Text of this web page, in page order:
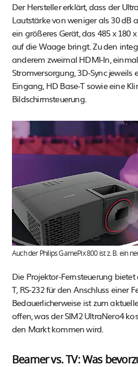
Der Hersteller erklärt, dass der
Lautstärke von weniger als 30 dB
ein größeres Gerät, das 485 x 180
auf die Waage bringt. Zu den
anderem zweimal HDMI-In,
Stromversorgung, 3D-Sync
Eingang, HD Base-T sowie eine
Bildschirmsteuerung.
Auch der Philips GamePix 800 ist z. B. ein
Die Projektor-Fernsteuerung
T, RS-232 für den Anschluss einer
Bedauerlicherweise ist zum
offen, was der SIM2 UltraNero4
den Markt kommen wird.
Beamer vs. TV: Was